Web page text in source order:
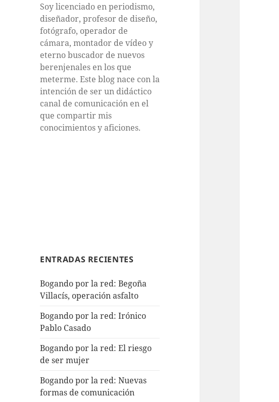
Soy licenciado en periodismo,
diseñador, profesor de diseño,
fotógrafo, operador de
cámara, montador de vídeo y
eterno buscador de nuevos
berenjenales en los que
meterme. Este blog nace con la
intención de ser un didáctico
canal de comunicación en el
que compartir mis
conocimientos y aficiones.
ENTRADAS RECIENTES
Bogando por la red: Begoña
Villacís, operación asfalto
Bogando por la red: Irónico
Pablo Casado
Bogando por la red: El riesgo
de ser mujer
Bogando por la red: Nuevas
formas de comunicación